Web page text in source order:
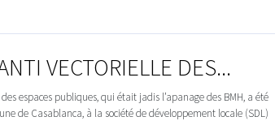
VECTORIELLE DES...
espaces publiques, qui était jadis l’apanage des BMH, a été
de Casablanca, à la société de développement locale (SDL)